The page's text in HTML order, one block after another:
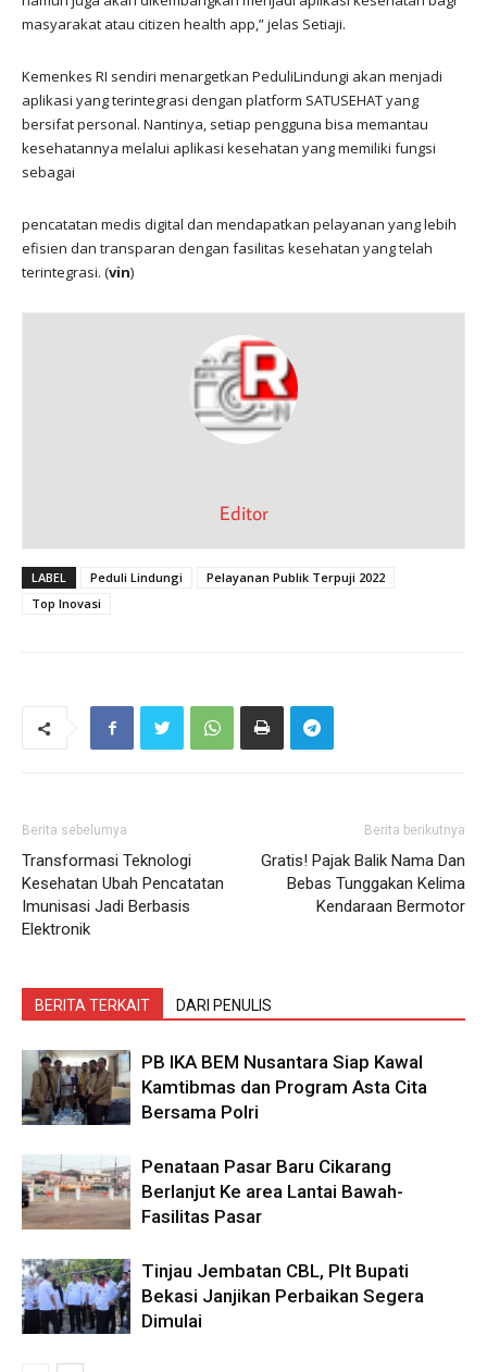
masyarakat atau citizen health app,” jelas Setiaji.
Kemenkes RI sendiri menargetkan PeduliLindungi akan menjadi
aplikasi yang terintegrasi dengan platform SATUSEHAT yang
bersifat personal. Nantinya, setiap pengguna bisa memantau
kesehatannya melalui aplikasi kesehatan yang memiliki fungsi
sebagai
pencatatan medis digital dan mendapatkan pelayanan yang lebih
efisien dan transparan dengan fasilitas kesehatan yang telah
terintegrasi. (vin)
Editor
LABEL Peduli Lindungi
Pelayanan Publik Terpuji 2022
Top Inovasi
Berita sebelumya
Transformasi Teknologi
Kesehatan Ubah Pencatatan
Imunisasi Jadi Berbasis
Elektronik
Berita berikutnya
Gratis! Pajak Balik Nama Dan
Bebas Tunggakan Kelima
Kendaraan Bermotor
BERITA TERKAIT DARI PENULIS
PB IKA BEM Nusantara Siap Kawal
Kamtibmas dan Program Asta Cita
Bersama Polri
Penataan Pasar Baru Cikarang
Berlanjut Ke area Lantai Bawah-
Fasilitas Pasar
Tinjau Jembatan CBL, Plt Bupati
Bekasi Janjikan Perbaikan Segera
Dimulai